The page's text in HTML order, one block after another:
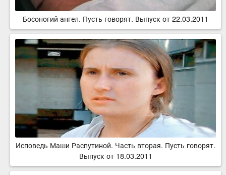
Босоногий ангел. Пусть говорят. Выпуск от 22.03.2011
Исповедь Маши Распутиной. Часть вторая. Пусть говорят.
Выпуск от 18.03.2011